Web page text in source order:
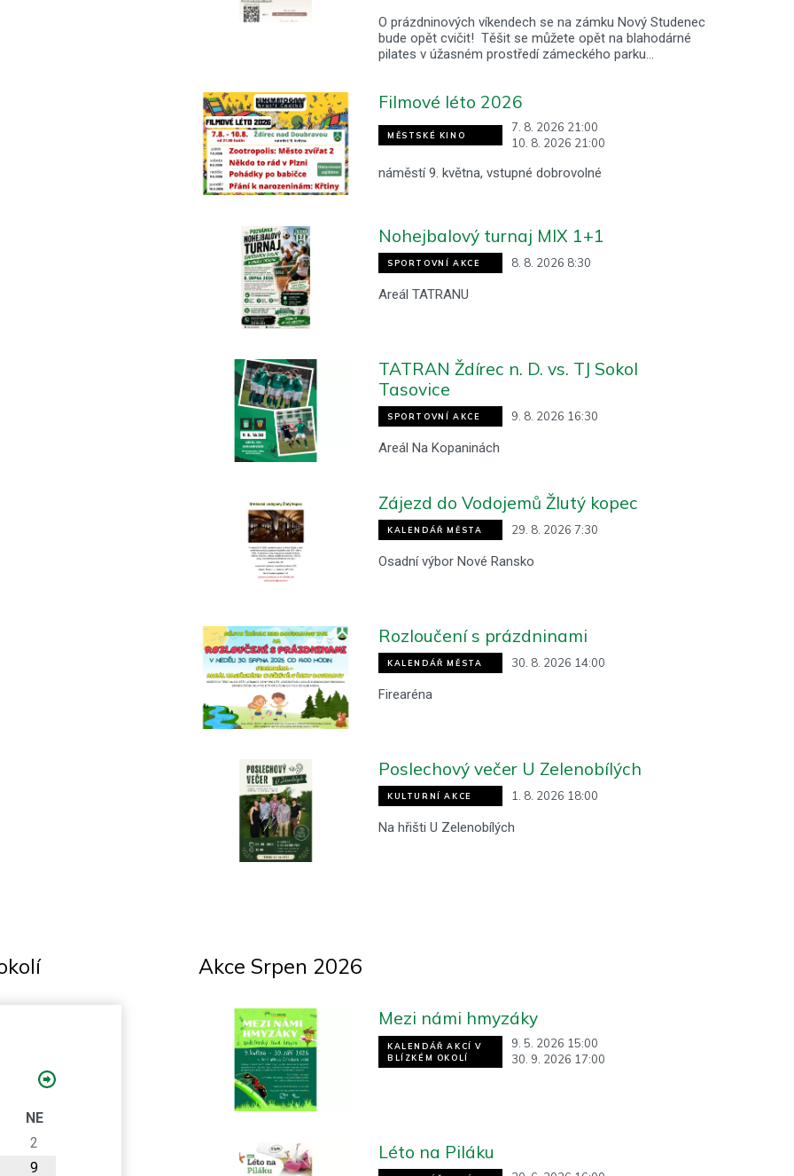
O prázdninových víkendech se na zámku Nový Studenec
bude opět cvičit! Těšit se můžete opět na blahodárné
pilates v úžasném prostředí zámeckého parku…
MĚSTSKÉ KINO
7. 8. 2026 21:00
10. 8. 2026 21:00
Filmové léto 2026
náměstí 9. května, vstupné dobrovolné
SPORTOVNÍ AKCE 8. 8. 2026 8:30
Nohejbalový turnaj MIX 1+1
Areál TATRANU
SPORTOVNÍ AKCE 9. 8. 2026 16:30
TATRAN Ždírec n. D. vs. TJ Sokol
Tasovice
Areál Na Kopaninách
KALENDÁŘ MĚSTA 29. 8. 2026 7:30
Zájezd do Vodojemů Žlutý kopec
Osadní výbor Nové Ransko
KALENDÁŘ MĚSTA 30. 8. 2026 14:00
Rozloučení s prázdninami
Firearéna
KULTURNÍ AKCE 1. 8. 2026 18:00
Poslechový večer U Zelenobílých
Na hřišti U Zelenobílých
NE
2
9
Akce Srpen 2026
KALENDÁŘ AKCÍ V
BLÍZKÉM OKOLÍ
9. 5. 2026 15:00
30. 9. 2026 17:00
Mezi námi hmyzáky
Léto na Piláku